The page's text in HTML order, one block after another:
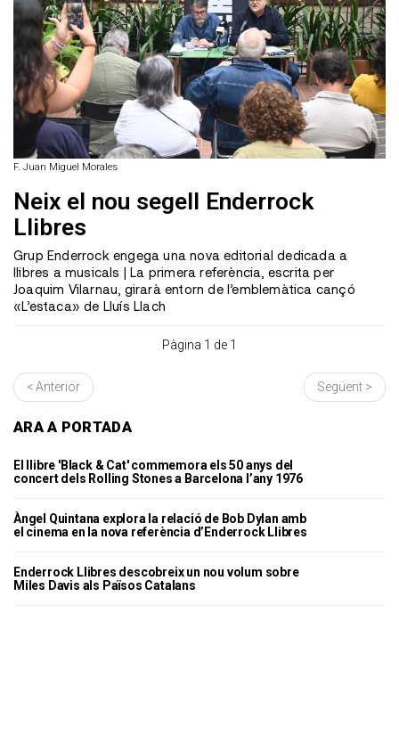
F. Juan Miguel Morales
Neix el nou segell Enderrock
Llibres
Grup Enderrock engega una nova editorial dedicada a
llibres a musicals | La primera referència, escrita per
Joaquim Vilarnau, girarà entorn de l’emblemàtica cançó
«L’estaca» de Lluís Llach
Pàgina 1 de 1
< Anterior Següent >
ARA A PORTADA
El llibre 'Black & Cat' commemora els 50 anys del
concert dels Rolling Stones a Barcelona l’any 1976
Àngel Quintana explora la relació de Bob Dylan amb
el cinema en la nova referència d’Enderrock Llibres
Enderrock Llibres descobreix un nou volum sobre
Miles Davis als Països Catalans